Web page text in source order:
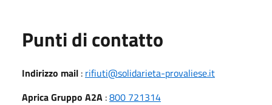
Punti di contatto
Indirizzo mail : rifiuti@solidarieta-provaliese.it
Aprica Gruppo A2A :800 721314